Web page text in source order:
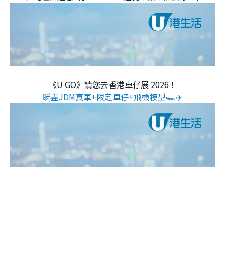
《U GO》請您去香港車仔展 2026！
睇盡JDM真車+限定車仔+飛機模型🏎️✈️